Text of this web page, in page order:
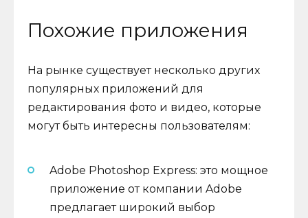
Похожие приложения
На рынке существует несколько других
популярных приложений для
редактирования фото и видео, которые
могут быть интересны пользователям:
Adobe Photoshop Express: это мощное
приложение от компании Adobe
предлагает широкий выбор